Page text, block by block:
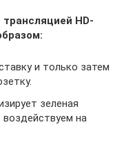
НD-
и только затем
зеленая
воздействуем на